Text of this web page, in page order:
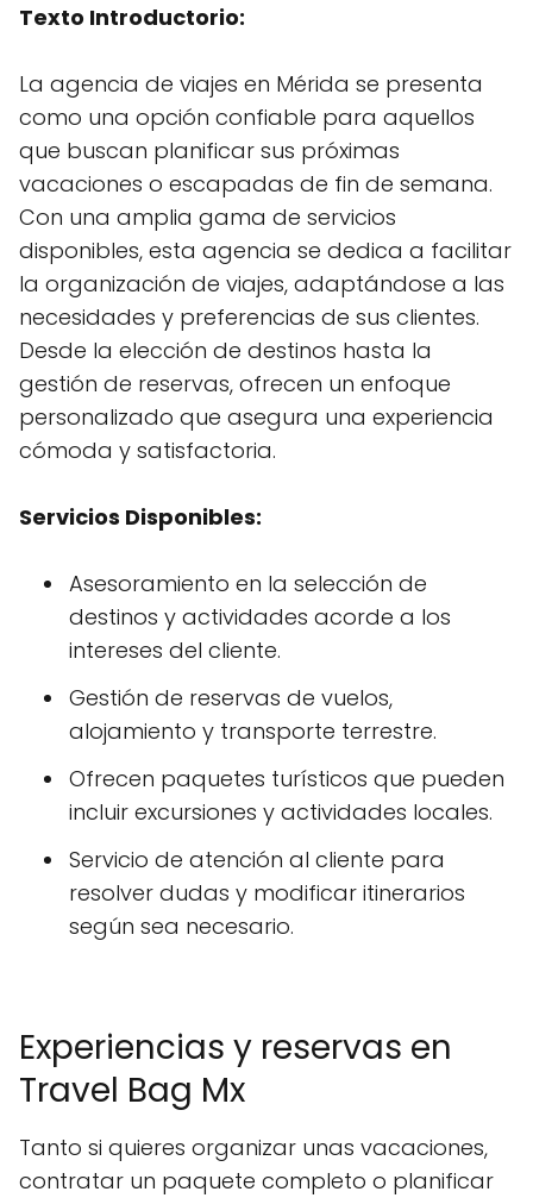
Texto Introductorio:
La agencia de viajes en Mérida se presenta
como una opción confiable para aquellos
que buscan planificar sus próximas
vacaciones o escapadas de fin de semana.
Con una amplia gama de servicios
disponibles, esta agencia se dedica a facilitar
la organización de viajes, adaptándose a las
necesidades y preferencias de sus clientes.
Desde la elección de destinos hasta la
gestión de reservas, ofrecen un enfoque
personalizado que asegura una experiencia
cómoda y satisfactoria.
Servicios Disponibles:
Asesoramiento en la selección de
destinos y actividades acorde a los
intereses del cliente.
Gestión de reservas de vuelos,
alojamiento y transporte terrestre.
Ofrecen paquetes turísticos que pueden
incluir excursiones y actividades locales.
Servicio de atención al cliente para
resolver dudas y modificar itinerarios
según sea necesario.
Experiencias y reservas en
Travel Bag Mx
Tanto si quieres organizar unas vacaciones,
contratar un paquete completo o planificar